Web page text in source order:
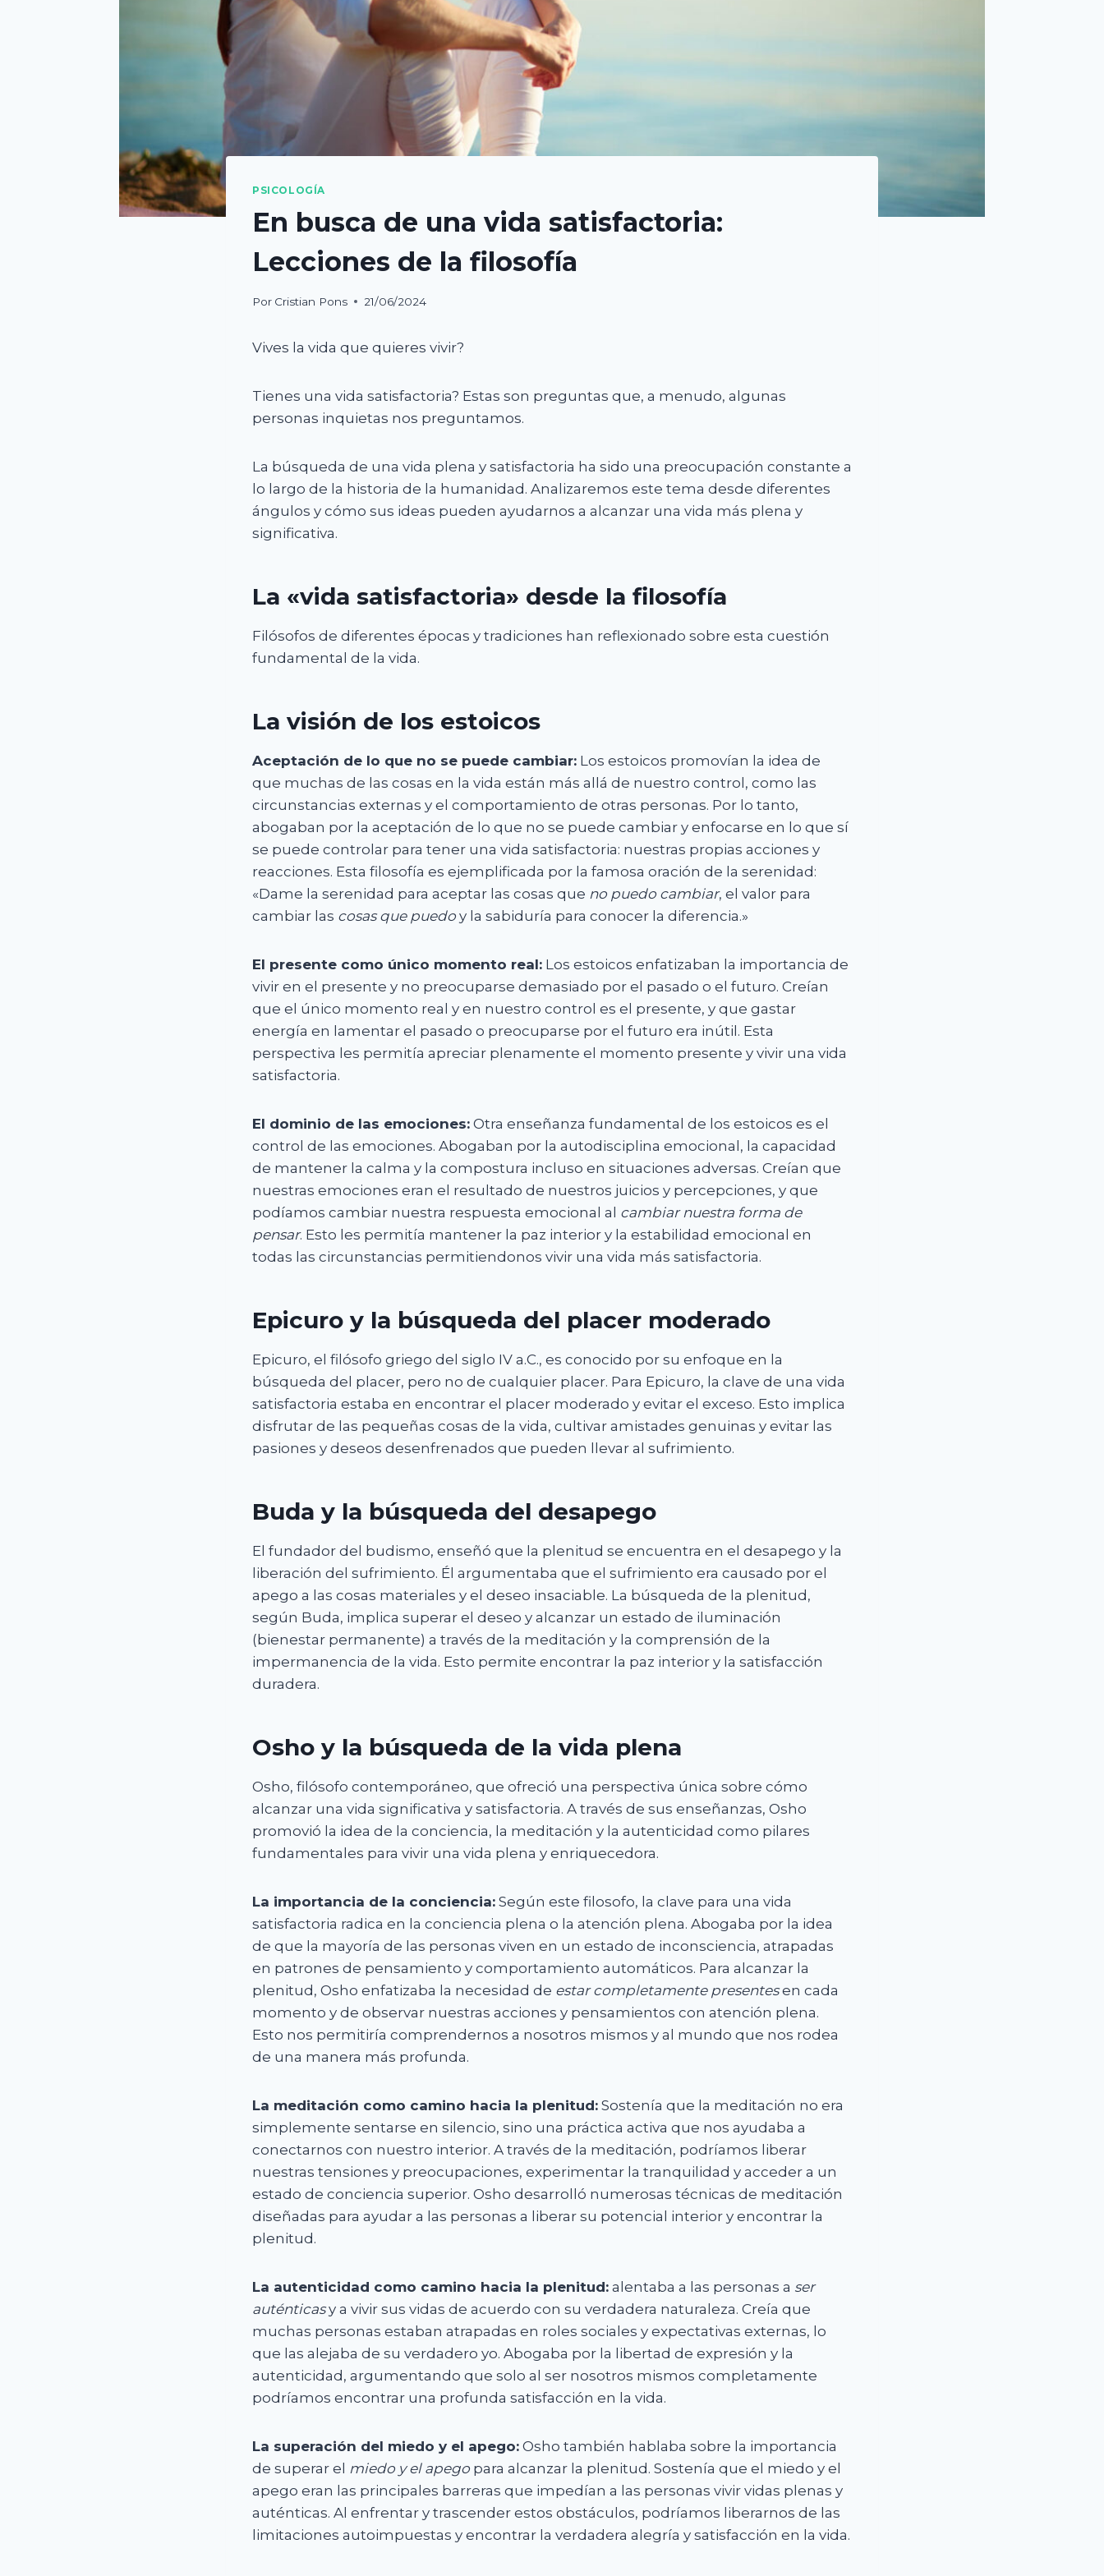
PSICOLOGÍA
En busca de una vida satisfactoria:
Lecciones de la filosofía
Por Cristian Pons 21/06/2024
Vives la vida que quieres vivir?
Tienes una vida satisfactoria? Estas son preguntas que, a menudo, algunas
personas inquietas nos preguntamos.
La búsqueda de una vida plena y satisfactoria ha sido una preocupación constante a
lo largo de la historia de la humanidad. Analizaremos este tema desde diferentes
ángulos y cómo sus ideas pueden ayudarnos a alcanzar una vida más plena y
significativa.
La «vida satisfactoria» desde la filosofía
Filósofos de diferentes épocas y tradiciones han reflexionado sobre esta cuestión
fundamental de la vida.
La visión de los estoicos
Aceptación de lo que no se puede cambiar: Los estoicos promovían la idea de
que muchas de las cosas en la vida están más allá de nuestro control, como las
circunstancias externas y el comportamiento de otras personas. Por lo tanto,
abogaban por la aceptación de lo que no se puede cambiar y enfocarse en lo que sí
se puede controlar para tener una vida satisfactoria: nuestras propias acciones y
reacciones. Esta filosofía es ejemplificada por la famosa oración de la serenidad:
«Dame la serenidad para aceptar las cosas que no puedo cambiar, el valor para
cambiar las cosas que puedoy la sabiduría para conocer la diferencia.»
El presente como único momento real: Los estoicos enfatizaban la importancia de
vivir en el presente y no preocuparse demasiado por el pasado o el futuro. Creían
que el único momento real y en nuestro control es el presente, y que gastar
energía en lamentar el pasado o preocuparse por el futuro era inútil. Esta
perspectiva les permitía apreciar plenamente el momento presente y vivir una vida
satisfactoria.
El dominio de las emociones: Otra enseñanza fundamental de los estoicos es el
control de las emociones. Abogaban por la autodisciplina emocional, la capacidad
de mantener la calma y la compostura incluso en situaciones adversas. Creían que
nuestras emociones eran el resultado de nuestros juicios y percepciones, y que
podíamos cambiar nuestra respuesta emocional al cambiar nuestra forma de
pensar. Esto les permitía mantener la paz interior y la estabilidad emocional en
todas las circunstancias permitiendonos vivir una vida más satisfactoria.
Epicuro y la búsqueda del placer moderado
Epicuro, el filósofo griego del siglo IV a.C., es conocido por su enfoque en la
búsqueda del placer, pero no de cualquier placer. Para Epicuro, la clave de una vida
satisfactoria estaba en encontrar el placer moderado y evitar el exceso. Esto implica
disfrutar de las pequeñas cosas de la vida, cultivar amistades genuinas y evitar las
pasiones y deseos desenfrenados que pueden llevar al sufrimiento.
Buda y la búsqueda del desapego
El fundador del budismo, enseñó que la plenitud se encuentra en el desapego y la
liberación del sufrimiento. Él argumentaba que el sufrimiento era causado por el
apego a las cosas materiales y el deseo insaciable. La búsqueda de la plenitud,
según Buda, implica superar el deseo y alcanzar un estado de iluminación
(bienestar permanente) a través de la meditación y la comprensión de la
impermanencia de la vida. Esto permite encontrar la paz interior y la satisfacción
duradera.
Osho y la búsqueda de la vida plena
Osho, filósofo contemporáneo, que ofreció una perspectiva única sobre cómo
alcanzar una vida significativa y satisfactoria. A través de sus enseñanzas, Osho
promovió la idea de la conciencia, la meditación y la autenticidad como pilares
fundamentales para vivir una vida plena y enriquecedora.
La importancia de la conciencia: Según este filosofo, la clave para una vida
satisfactoria radica en la conciencia plena o la atención plena. Abogaba por la idea
de que la mayoría de las personas viven en un estado de inconsciencia, atrapadas
en patrones de pensamiento y comportamiento automáticos. Para alcanzar la
plenitud, Osho enfatizaba la necesidad de estar completamente presentesen cada
momento y de observar nuestras acciones y pensamientos con atención plena.
Esto nos permitiría comprendernos a nosotros mismos y al mundo que nos rodea
de una manera más profunda.
La meditación como camino hacia la plenitud: Sostenía que la meditación no era
simplemente sentarse en silencio, sino una práctica activa que nos ayudaba a
conectarnos con nuestro interior. A través de la meditación, podríamos liberar
nuestras tensiones y preocupaciones, experimentar la tranquilidad y acceder a un
estado de conciencia superior. Osho desarrolló numerosas técnicas de meditación
diseñadas para ayudar a las personas a liberar su potencial interior y encontrar la
plenitud.
La autenticidad como camino hacia la plenitud: alentaba a las personas a ser
auténticasy a vivir sus vidas de acuerdo con su verdadera naturaleza. Creía que
muchas personas estaban atrapadas en roles sociales y expectativas externas, lo
que las alejaba de su verdadero yo. Abogaba por la libertad de expresión y la
autenticidad, argumentando que solo al ser nosotros mismos completamente
podríamos encontrar una profunda satisfacción en la vida.
La superación del miedo y el apego: Osho también hablaba sobre la importancia
de superar el miedo y el apegopara alcanzar la plenitud. Sostenía que el miedo y el
apego eran las principales barreras que impedían a las personas vivir vidas plenas y
auténticas. Al enfrentar y trascender estos obstáculos, podríamos liberarnos de las
limitaciones autoimpuestas y encontrar la verdadera alegría y satisfacción en la vida.